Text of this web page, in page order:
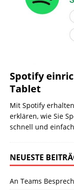
Spotify
Tablet
Mit Spotify
erklären, wie Sie
schnell und
NEUESTE
An Teams